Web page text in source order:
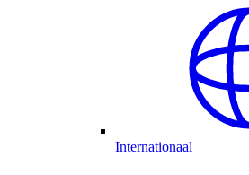
Internationaal